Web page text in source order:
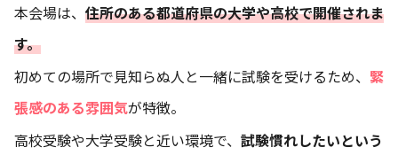
本会場は、 住所のある都道府県の大学や高校で開催されま
す。
初めての場所で見知らぬ人と一緒に試験を受けるため、 緊
張感のある雰囲気が特徴。
高校受験や大学受験と近い環境で、 試験慣れしたいという